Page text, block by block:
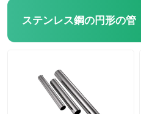
ステンレス鋼のストリップ
ステンレス鋼棒棒
ステンレス鋼の円形の管